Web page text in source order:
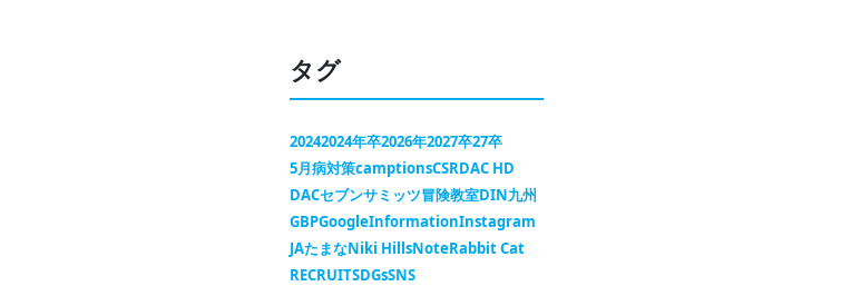
タグ
20242024年卒2026年2027卒27卒
5月病対策camptionsCSRDAC HD
DACセブンサミッツ冒険教室DIN九州
GBPGoogleInformationInstagram
JAたまなNiki HillsNoteRabbit Cat
RECRUITSDGsSNS